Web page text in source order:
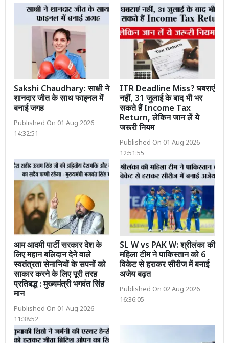
Sakshi Chaudhary: साक्षी ने
शानदार जीत के साथ फाइनल में
बनाई जगह
Published On 01 Aug 2026
14:32:51
ITR Deadline Miss? घबराएं
नहीं, 31 जुलाई के बाद भी भर
सकते हैं Income Tax
Return, लेकिन जान लें ये
जरूरी नियम
Published On 01 Aug 2026
12:51:55
आम आदमी पार्टी सरकार देश के
लिए महान बलिदान देने वाले
स्वतंत्रता सेनानियों के सपनों को
साकार करने के लिए पूरी तरह
प्रतिबद्ध : मुख्यमंत्री भगवंत सिंह
मान
Published On 01 Aug 2026
11:38:52
SL W vs PAK W: श्रीलंका की
महिला टीम ने पाकिस्तान को 6
विकेट से हराकर सीरीज में बनाई
अजेय बढ़त
Published On 02 Aug 2026
16:36:05